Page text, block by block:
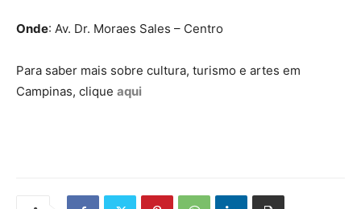
Onde: Av. Dr. Moraes Sales – Centro
Para saber mais sobre cultura, turismo e artes em
Campinas, clique aqui